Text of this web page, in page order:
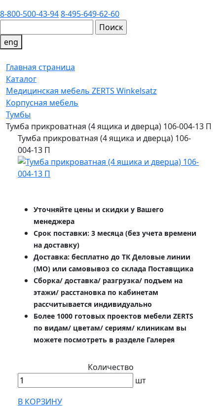
8-800-500-43-948-495-649-62-60
eng
Главная страница
Каталог
Медицинская мебель ZERTS Winkelsatz
Корпусная мебель
Тумбы
Тумба прикроватная (4 ящика и дверца) 106-004-13 П
Тумба прикроватная (4 ящика и дверца) 106-
004-13 П
Уточняйте цены и скидки у Вашего
менеджера
Срок поставки: 3 месяца (без учета времени
на доставку)
Доставка: бесплатно до ТК Деловые линии
(МО) или самовывоз со склада Поставщика
Сборка/ доставка/ разгрузка/ подъем на
этажи/ расстановка по кабинетам
рассчитывается индивидуально
Более 1000 готовых проектов мебели ZERTS
по видам/ цветам/ сериям/ клиникам вы
можете посмотреть в разделе Галерея
Количество
шт
В КОРЗИНУ